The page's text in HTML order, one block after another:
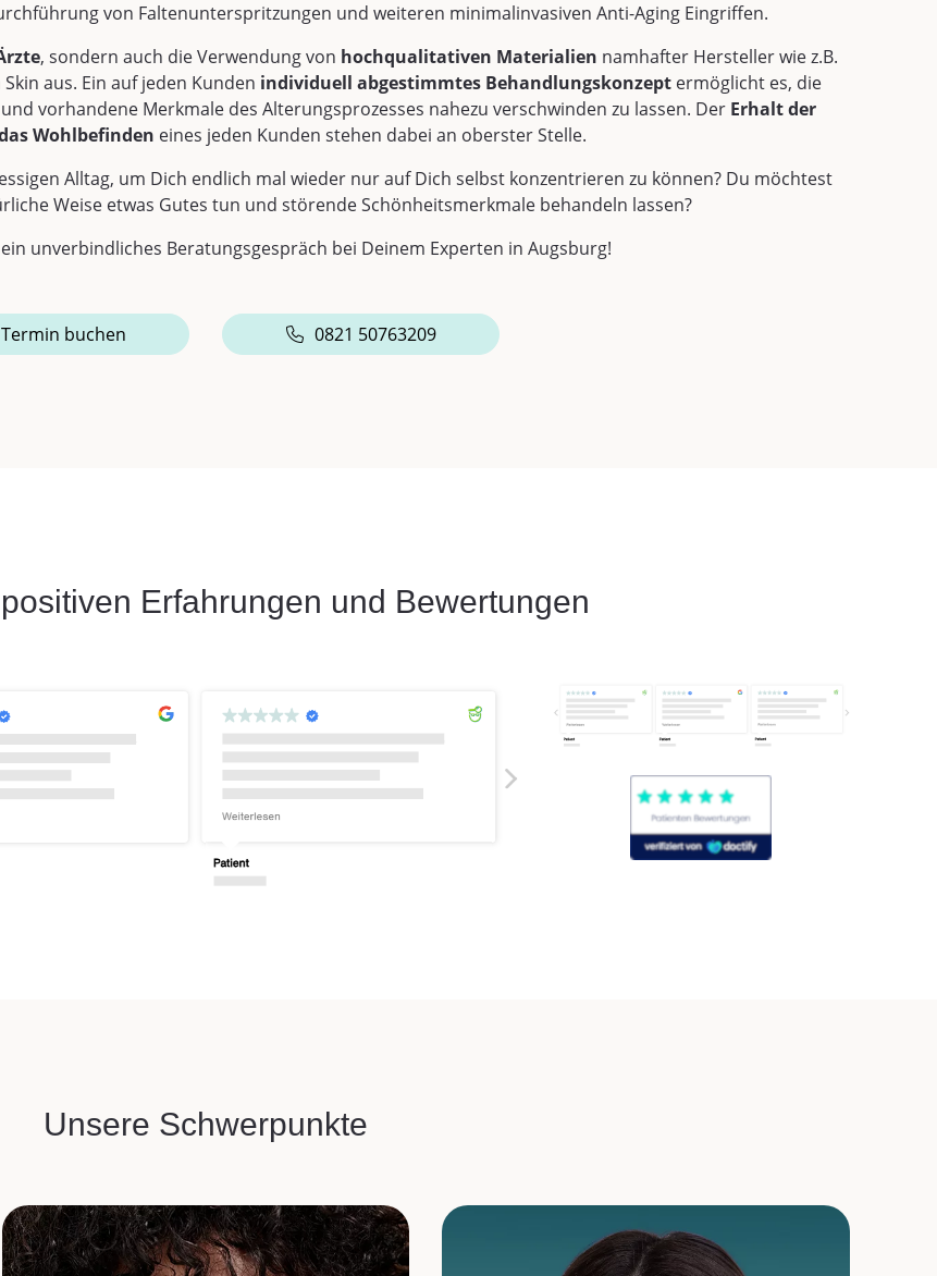
von Faltenunterspritzungen und weiteren minimalinvasiven Anti-Aging Eingriffen.
, sondern auch die Verwendung von hochqualitativen Materialien namhafter Hersteller wie z.B.
aus. Ein auf jeden Kunden individuell abgestimmtes Behandlungskonzeptermöglicht es, die
vorhandene Merkmale des Alterungsprozesses nahezu verschwinden zu lassen. Der Erhalt der
Wohlbefinden eines jeden Kunden stehen dabei an oberster Stelle.
Alltag, um Dich endlich mal wieder nur auf Dich selbst konzentrieren zu können? Du möchtest
Weise etwas Gutes tun und störende Schönheitsmerkmale behandeln lassen?
unverbindliches Beratungsgespräch bei Deinem Experten in Augsburg!
Termin buchen 0821 50763209
Erfahrungen und Bewertungen
Unsere Schwerpunkte